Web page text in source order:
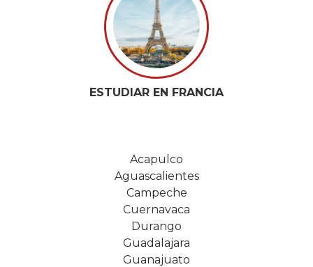
ESTUDIAR EN FRANCIA
Acapulco
Aguascalientes
Campeche
Cuernavaca
Durango
Guadalajara
Guanajuato